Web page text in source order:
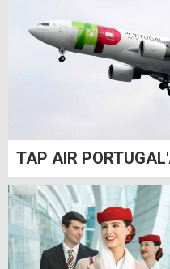
TAP AIR